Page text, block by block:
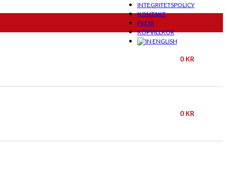
INTEGRITETSPOLICY
KONTAKT
PRESS
KÖPVILLKOR
0 KR
0 KR